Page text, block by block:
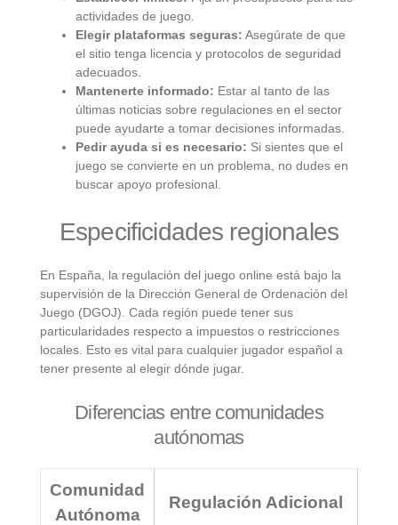
actividades de juego.
Elegir plataformas seguras: Asegúrate de que
el sitio tenga licencia y protocolos de seguridad
adecuados.
Mantenerte informado: Estar al tanto de las
últimas noticias sobre regulaciones en el sector
puede ayudarte a tomar decisiones informadas.
Pedir ayuda si es necesario: Si sientes que el
juego se convierte en un problema, no dudes en
buscar apoyo profesional.
Especificidades regionales
En España, la regulación del juego online está bajo la
supervisión de la Dirección General de Ordenación del
Juego (DGOJ). Cada región puede tener sus
particularidades respecto a impuestos o restricciones
locales. Esto es vital para cualquier jugador español a
tener presente al elegir dónde jugar.
Diferencias entre comunidades
autónomas
Comunidad
Autónoma
Regulación Adicional